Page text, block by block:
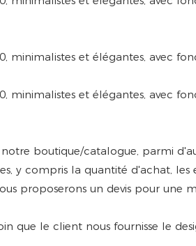
boutique/catalogue, parmi
y compris la quantité d'achat,
proposerons un devis pour
que le client nous fournisse le